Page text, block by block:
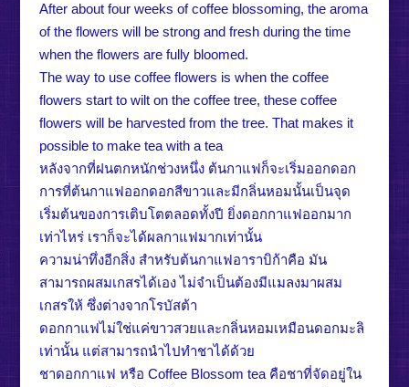
After about four weeks of coffee blossoming, the aroma
of the flowers will be strong and fresh during the time
when the flowers are fully bloomed.
The way to use coffee flowers is when the coffee
flowers start to wilt on the coffee tree, these coffee
flowers will be harvested from the tree. That makes it
possible to make tea with a tea
หลังจากที่ฝนตกหนักช่วงหนึ่ง ต้นกาแฟก็จะเริ่มออกดอก
การที่ต้นกาแฟออกดอกสีขาวและมีกลิ่นหอมนั้นเป็นจุด
เริ่มต้นของการเติบโตตลอดทั้งปี ยิ่งดอกกาแฟออกมาก
เท่าไหร่ เราก็จะได้ผลกาแฟมากเท่านั้น
ความน่าทึ่งอีกสิ่ง สำหรับต้นกาแฟอาราบิก้าคือ มัน
สามารถผสมเกสรได้เอง ไม่จำเป็นต้องมีแมลงมาผสม
เกสรให้ ซึ่งต่างจากโรบัสต้า
ดอกกาแฟไม่ใช่แค่ขาวสวยและกลิ่นหอมเหมือนดอกมะลิ
เท่านั้น แต่สามารถนำไปทำชาได้ด้วย
ชาดอกกาแฟ หรือ Coffee Blossom tea คือชาที่จัดอยู่ใน